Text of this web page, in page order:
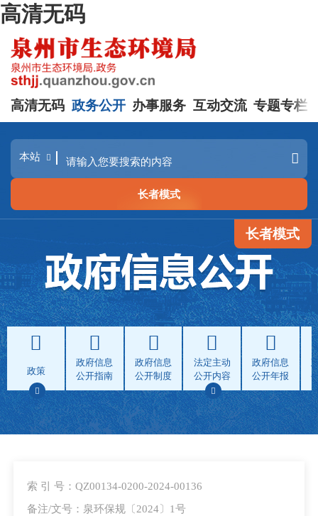
高清无码
高清无码 政务公开 办事服务 互动交流 专题专栏
长者模式
长者模式
政策
政府信息
公开指南
政府信息
公开制度
法定主动
公开内容
政府信息
公开年报
索 引 号：QZ00134-0200-2024-00136
备注/文号：泉环保规〔2024〕1号